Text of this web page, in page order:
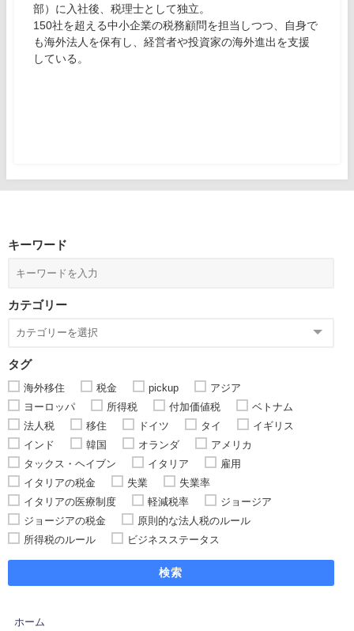
部）に入社後、税理士として独立。
150社を超える中小企業の税務顧問を担当しつつ、自身で
も海外法人を保有し、経営者や投資家の海外進出を支援
している。
キーワード
カテゴリー
タグ
海外移住 税金 pickup
アジア
ヨーロッパ
所得税 付加価値税
ベトナム
法人税
移住 ドイツ タイ
イギリス
インド
韓国 オランダ
アメリカ
タックス・ヘイブン
イタリア
雇用
イタリアの税金
失業
失業率
イタリアの医療制度
軽減税率
ジョージア
ジョージアの税金
原則的な法人税のルール
所得税のルール
ビジネスステータス
検索
ホーム